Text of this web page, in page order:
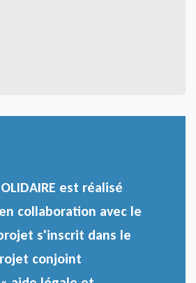
est réalisé
en collaboration avec le
s'inscrit dans le
conjoint